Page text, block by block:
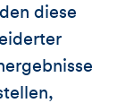
diese